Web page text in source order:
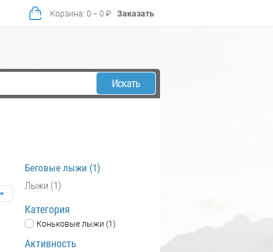
Корзина: 0 − 0 ₽ Заказать
Искать
Беговые лыжи (1)
Лыжи (1)
Категория
Коньковые лыжи (1)
Активность